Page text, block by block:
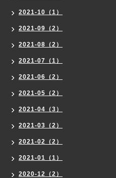
2021-10（1）
2021-09（2）
2021-08（2）
2021-07（1）
2021-06（2）
2021-05（2）
2021-04（3）
2021-03（2）
2021-02（2）
2021-01（1）
2020-12（2）